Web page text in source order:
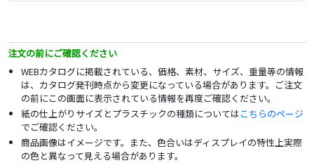
注文の前にご確認ください
WEBカタログに掲載されている、価格、素材、サイズ、重量等の情報
は、カタログ発刊時点から変更になっている場合があります。ご注文
の前にこの画面に表示されている情報を再度ご確認ください。
紙の仕上がりサイズとプラスチックの種類についてはこちらのページ
でご確認ください。
商品画像はイメージです。また、色合いはディスプレイの特性上実際
の色と異なって見える場合があります。